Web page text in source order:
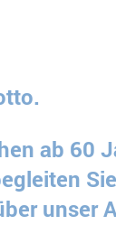
ab 60
unser